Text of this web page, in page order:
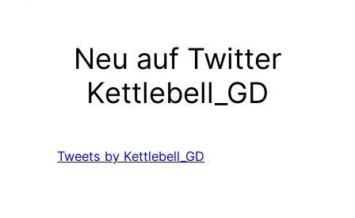
Neu auf Twitter
Kettlebell_GD
Tweets by Kettlebell_GD